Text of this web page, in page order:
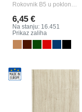
Rokovnik B5 u poklon…
6,45 €
Na stanju: 16.451
Prikaz zaliha